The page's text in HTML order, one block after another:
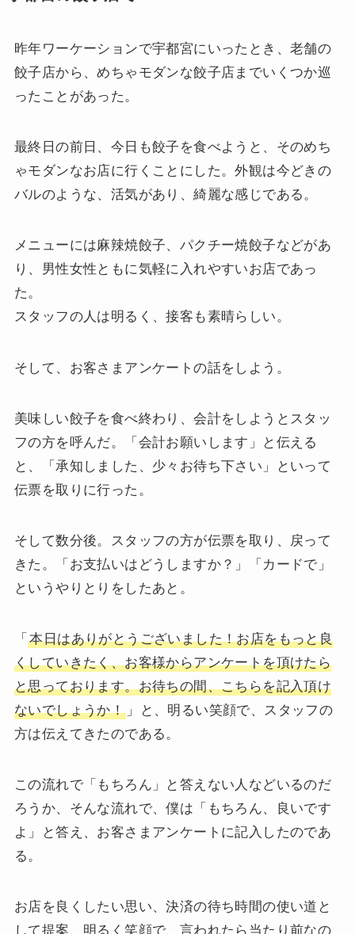
昨年ワーケーションで宇都宮にいったとき、老舗の
餃子店から、めちゃモダンな餃子店までいくつか巡
ったことがあった。
最終日の前日、今日も餃子を食べようと、そのめち
ゃモダンなお店に行くことにした。外観は今どきの
バルのような、活気があり、綺麗な感じである。
メニューには麻辣焼餃子、パクチー焼餃子などがあ
り、男性女性ともに気軽に入れやすいお店であっ
た。
スタッフの人は明るく、接客も素晴らしい。
そして、お客さまアンケートの話をしよう。
美味しい餃子を食べ終わり、会計をしようとスタッ
フの方を呼んだ。「会計お願いします」と伝える
と、「承知しました、少々お待ち下さい」といって
伝票を取りに行った。
そして数分後。スタッフの方が伝票を取り、戻って
きた。「お支払いはどうしますか？」「カードで」
というやりとりをしたあと。
「本日はありがとうございました！お店をもっと良
くしていきたく、お客様からアンケートを頂けたら
と思っております。お待ちの間、こちらを記入頂け
ないでしょうか！ 」と、明るい笑顔で、スタッフの
方は伝えてきたのである。
この流れで「もちろん」と答えない人などいるのだ
ろうか、そんな流れで、僕は「もちろん、良いです
よ」と答え、お客さまアンケートに記入したのであ
る。
お店を良くしたい思い、決済の待ち時間の使い道と
して提案、明るく笑顔で、言われたら当たり前なの